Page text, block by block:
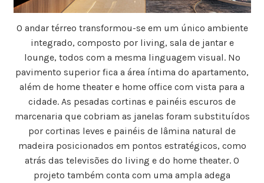
O andar térreo transformou-se em um único ambiente
integrado, composto por living, sala de jantar e
lounge, todos com a mesma linguagem visual. No
pavimento superior fica a área íntima do apartamento,
além de home theater e home office com vista para a
cidade. As pesadas cortinas e painéis escuros de
marcenaria que cobriam as janelas foram substituídos
por cortinas leves e painéis de lâmina natural de
madeira posicionados em pontos estratégicos, como
atrás das televisões do living e do home theater. O
projeto também conta com uma ampla adega